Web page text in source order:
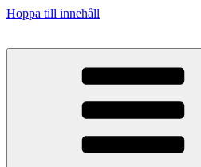
Hoppa till innehåll